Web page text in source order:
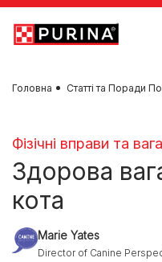
Skip to main content
Головна Статті та Поради
Фізічні вправи та
Здорова
кота
Marie Yates
Director of Canine